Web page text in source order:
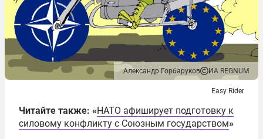
Александр Горбаруков ИА REGNUM
Easy Rider
Читайте также: «НАТО афиширует подготовку к
силовому конфликту с Союзным государством»